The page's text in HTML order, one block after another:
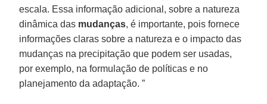
escala. Essa informação adicional, sobre a natureza
dinâmica das mudanças, é importante, pois fornece
informações claras sobre a natureza e o impacto das
mudanças na precipitação que podem ser usadas,
por exemplo, na formulação de políticas e no
planejamento da adaptação. ”